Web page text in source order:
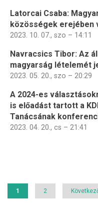
Latorcai Csaba:
közösségek erejében
2023. 10. 07., szo – 14:11
Navracsics Tibor: Az
magyarság lételemét
2023. 05. 20., szo – 20:29
A 2024-es
is előadást tartott a
Tanácsának
2023. 04. 20., cs – 21:41
Jelenlegi
oldal
1 Page
2
oldal